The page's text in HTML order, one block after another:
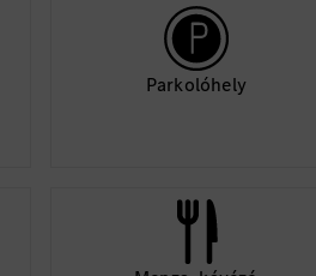
Parkolóhely